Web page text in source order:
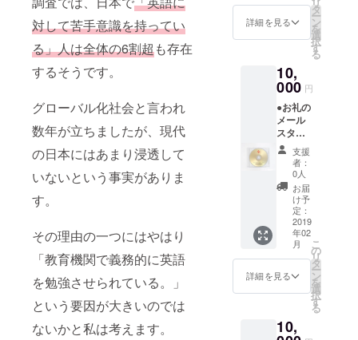
対して苦手意識を持ってい
る」人は全体の6割超も存在
するそうです。
グローバル化社会と言われ
数年が立ちましたが、現代
の日本にはあまり浸透して
いないという事実がありま
す。
その理由の一つにはやはり
「教育機関で義務的に英語
を勉強させられている。」
という要因が大きいのでは
ないかと私は考えます。
ち、企業様
の「やりた
い」、「作
イメージを
形にしま
現在はWeb
デザインや
アプリ開発
などを請け
負いながら
自社キラー
コンテンツ
の創出に尽
力していま
す。
BGMの一部を収
録したCDをお渡
詳細を見る
タ
ー
ン
を
選
択
す
る
10,
000 円
●お礼の
メール
スタッ
フ一同
より感
謝を込
めた
メール
をお送
りしま
す。 ●
オリジ
ナルサ
ウンド
トラッ
クCD
内BGM
など、
支援
者：
0人
お届
け予
定：
2019
年02
月
詳細を見る
こ
の
リ
タ
ー
ン
を
選
択
す
る
10,